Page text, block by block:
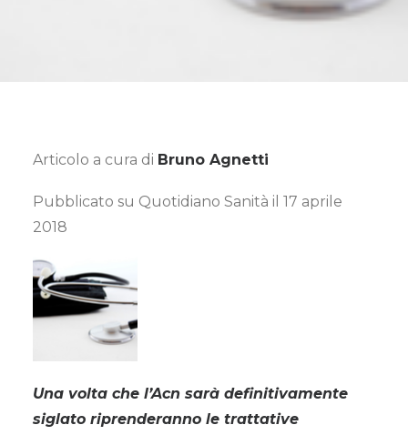
Articolo a cura di Bruno Agnetti
Pubblicato su Quotidiano Sanità il 17 aprile
2018
Una volta che l’Acn sarà definitivamente
siglato riprenderanno le trattative